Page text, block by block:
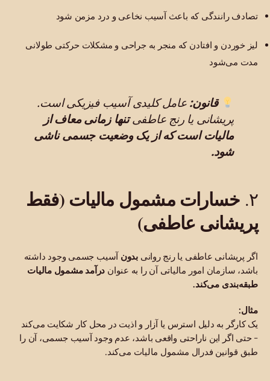
تصادف رانندگی که باعث آسیب نخاعی و درد مزمن شود
لیز خوردن و افتادن که منجر به جراحی و مشکلات حرکتی طولانی
مدت می‌شود
قانون:عامل کلیدیآسیب فیزیکی است.
پریشانی یا رنج عاطفیتنها زمانی معاف از
مالیات است که از یک وضعیت جسمی ناشی
شود.
۲. خسارات مشمول مالیات (فقط
پریشانی عاطفی)
اگر پریشانی عاطفی یا رنج روانیبدون آسیب جسمی وجود داشته
باشد، سازمان امور مالیاتی آن را به عنوان درآمد مشمول مالیات
طبقه‌بندی می‌کند.
مثال:
یک کارگر به دلیل استرس یا آزار و اذیت در محل کار شکایت می‌کند
- حتی اگر این ناراحتی واقعی باشد، عدم وجود آسیب جسمی، آن را
طبق قوانین فدرال مشمول مالیات می‌کند.